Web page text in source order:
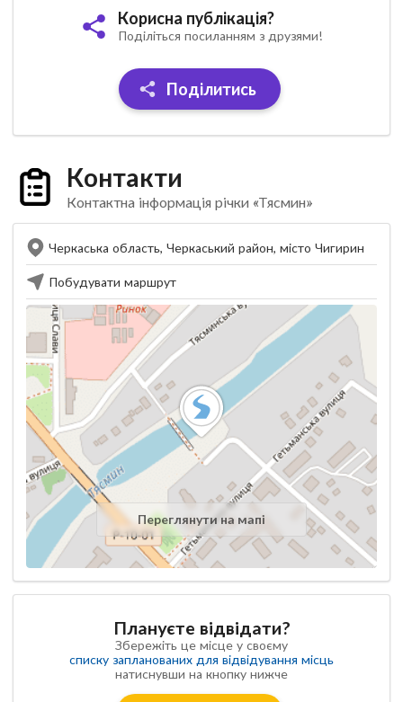
Корисна публікація?
Поділіться посиланням з друзями!
Поділитись
Контакти
Контактна інформація річки «Тясмин»
Черкаська область, Черкаський район, місто Чигирин
Побудувати маршрут
Переглянути на мапі
Плануєте відвідати?
Збережіть це місце у своєму
списку запланованих для відвідування місць
натиснувши на кнопку нижче